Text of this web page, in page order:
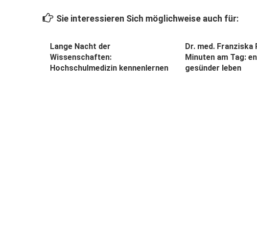
Sie interessieren Sich möglichweise auch für:
Lange Nacht der
Wissenschaften:
Hochschulmedizin kennenlernen
Dr. med. Franziska
Minuten am Tag:
gesünder leben